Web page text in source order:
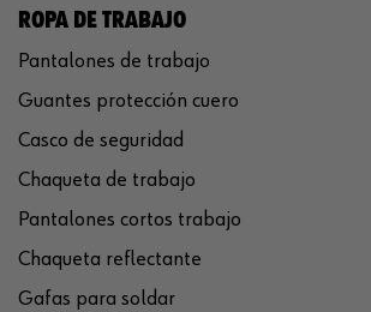
ROPA DE TRABAJO
Pantalones de trabajo
Guantes protección cuero
Casco de seguridad
Chaqueta de trabajo
Pantalones cortos trabajo
Chaqueta reflectante
Gafas para soldar